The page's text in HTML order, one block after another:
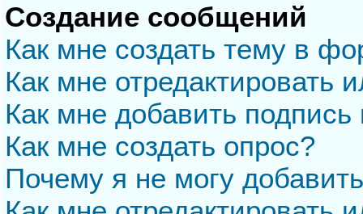
Создание сообщений
Как мне создать тему в
Как мне отредактировать
Как мне добавить
Как мне создать опрос?
Почему я не могу